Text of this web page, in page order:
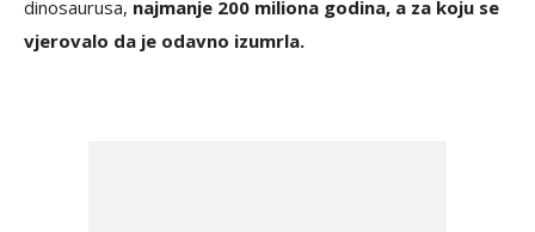
dinosaurusa, najmanje 200 miliona godina, a za koju se
vjerovalo da je odavno izumrla.